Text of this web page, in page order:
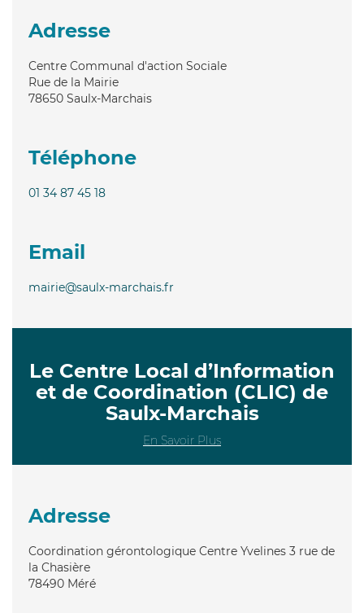
Adresse
Centre Communal d'action Sociale
Rue de la Mairie
78650 Saulx-Marchais
Téléphone
01 34 87 45 18
Email
mairie@saulx-marchais.fr
Le Centre Local d’Information
et de Coordination (CLIC) de
Saulx-Marchais
En Savoir Plus
Adresse
Coordination gérontologique Centre Yvelines 3 rue de
la Chasière
78490 Méré